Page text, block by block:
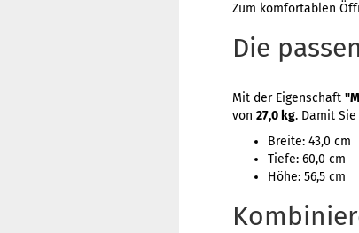
Zum komfortablen
Die
Mit der Eigenschaft
von 27,0 kg. Damit
Breite: 43,0 cm
Tiefe: 60,0 cm
Höhe: 56,5 cm